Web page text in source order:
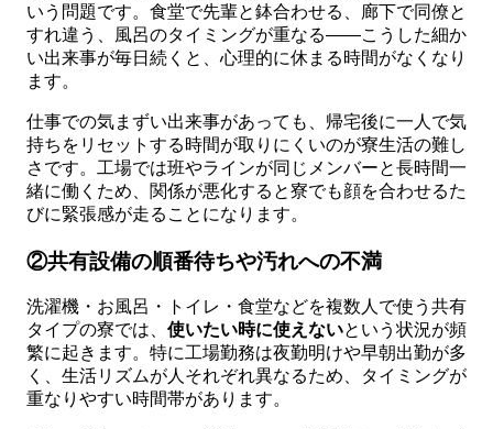
いう問題です。食堂で先輩と鉢合わせる、廊下で同僚と
すれ違う、風呂のタイミングが重なる——こうした細か
い出来事が毎日続くと、心理的に休まる時間がなくなり
ます。
仕事での気まずい出来事があっても、帰宅後に一人で気
持ちをリセットする時間が取りにくいのが寮生活の難し
さです。工場では班やラインが同じメンバーと長時間一
緒に働くため、関係が悪化すると寮でも顔を合わせるた
びに緊張感が走ることになります。
②共有設備の順番待ちや汚れへの不満
洗濯機・お風呂・トイレ・食堂などを複数人で使う共有
タイプの寮では、 使いたい時に使えないという状況が頻
繁に起きます。特に工場勤務は夜勤明けや早朝出勤が多
く、生活リズムが人それぞれ異なるため、タイミングが
重なりやすい時間帯があります。